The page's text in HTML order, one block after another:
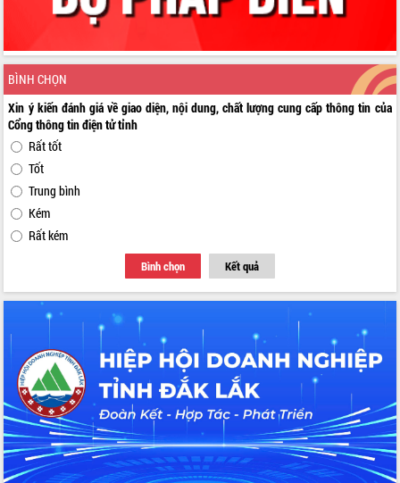
BÌNH CHỌN
Xin ý kiến đánh giá về giao diện, nội dung, chất lượng cung cấp thông tin của
Cổng thông tin điện tử tỉnh
Rất tốt
Tốt
Trung bình
Kém
Rất kém
Bình chọn Kết quả